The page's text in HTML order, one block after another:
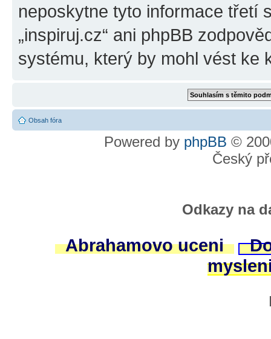
neposkytne tyto informace třetí
„inspiruj.cz“ ani phpBB
systému, který by mohl vést ke
Obsah fóra
Powered by phpBB ©
Český
Odkazy na
Abrahamovo uceni